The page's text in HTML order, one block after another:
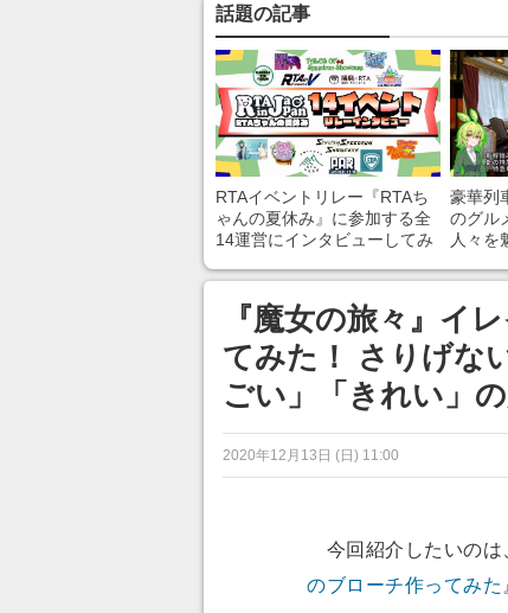
話題の記事
RTAイベントリレー『RTAち
ゃんの夏休み』に参加する全
14運営にインタビューしてみ
ンネルの貸し出しを利用し8/9
から1週間にわたって開催
豪華列
のグル
人々を
あ」「
『魔女の旅々』イ
てみた！ さりげな
ごい」「きれい」
2020年12月13日 (日) 11:00
今回紹介したいのは
のブローチ作ってみた